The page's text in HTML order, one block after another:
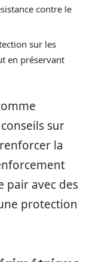
contre le
sur les
en préservant
sur
la
pair avec des
protection